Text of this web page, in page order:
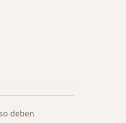
deben